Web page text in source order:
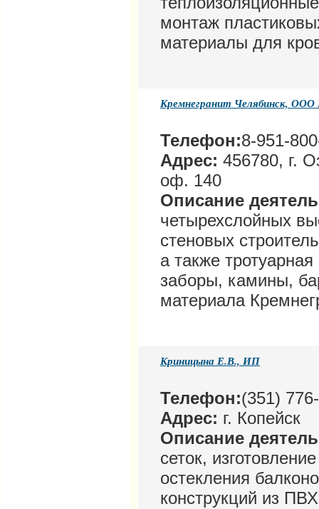
монтаж
материалы для
Кремнегранит Челябинск,
Телефон:8-951-
Адрес: 456780, г.
оф. 140
Описание
четырехслойных
стеновых
а также
заборы, камины,
материала
Криницына Е.В., ИП
Телефон:(351)
Адрес: г. Копейск
Описание
сеток,
остекления
конструкций из